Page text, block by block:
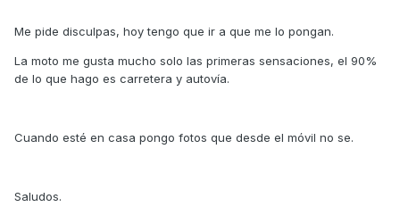
Me pide disculpas, hoy tengo que ir a que me lo pongan.
La moto me gusta mucho solo las primeras sensaciones, el 90%
de lo que hago es carretera y autovía.
Cuando esté en casa pongo fotos que desde el móvil no se.
Saludos.